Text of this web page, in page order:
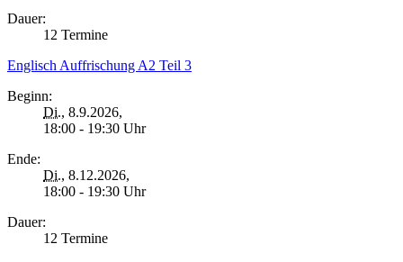
Dauer:
12 Termine
Englisch Auffrischung A2 Teil 3
Beginn:
Di., 8.9.2026,
18:00 - 19:30 Uhr
Ende:
Di., 8.12.2026,
18:00 - 19:30 Uhr
Dauer:
12 Termine